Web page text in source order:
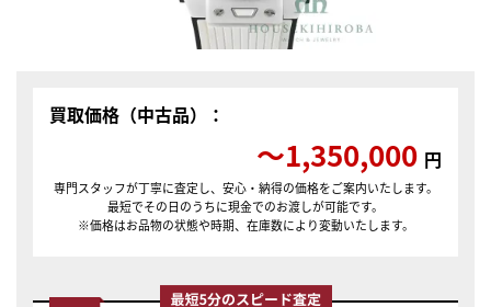
買取価格（中古品）：
〜1,350,000 円
専門スタッフが丁寧に査定し、安心・納得の価格をご案内いたします。
最短でその日のうちに現金でのお渡しが可能です。
※価格はお品物の状態や時期、在庫数により変動いたします。